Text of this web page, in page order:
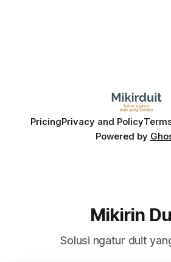
PricingPrivacy and Policy
Powered by
Mikirin
Solusi ngatur duit